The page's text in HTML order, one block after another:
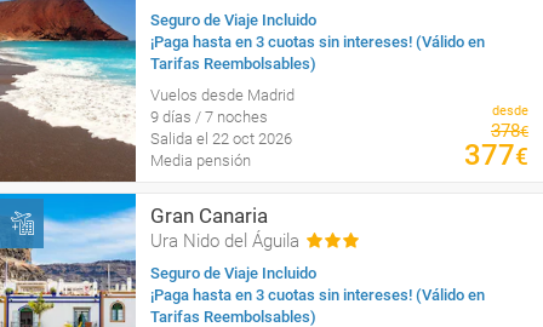
Seguro de Viaje Incluido
¡Paga hasta en 3 cuotas sin intereses! (Válido en
Tarifas Reembolsables)
Vuelos desde Madrid
9 días / 7 noches
Salida el 22 oct 2026
Media pensión
desde
378€
377€
Gran Canaria
Ura Nido del Águila
Seguro de Viaje Incluido
¡Paga hasta en 3 cuotas sin intereses! (Válido en
Tarifas Reembolsables)